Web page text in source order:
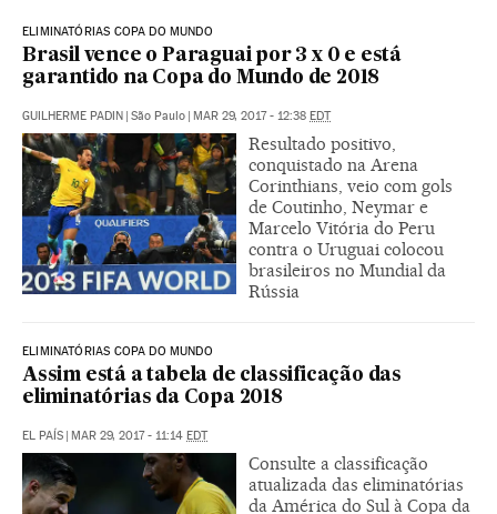
ELIMINATÓRIAS COPA DO MUNDO
Brasil vence o Paraguai por 3 x 0 e está
garantido na Copa do Mundo de 2018
GUILHERME PADIN | São Paulo | MAR 29, 2017 - 12:38 EDT
Resultado positivo,
conquistado na Arena
Corinthians, veio com gols
de Coutinho, Neymar e
Marcelo Vitória do Peru
contra o Uruguai colocou
brasileiros no Mundial da
Rússia
ELIMINATÓRIAS COPA DO MUNDO
Assim está a tabela de classificação das
eliminatórias da Copa 2018
EL PAÍS | MAR 29, 2017 - 11:14 EDT
Consulte a classificação
atualizada das eliminatórias
da América do Sul à Copa da